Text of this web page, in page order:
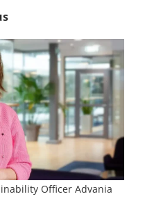
Officer Advania